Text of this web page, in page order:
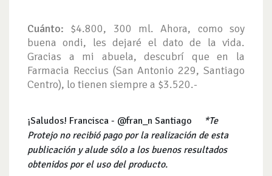
Cuánto: $4.800, 300 ml. Ahora, como soy
buena ondi, les dejaré el dato de la vida.
Gracias a mi abuela, descubrí que en la
Farmacia Reccius (San Antonio 229, Santiago
Centro), lo tienen siempre a $3.520.-
¡Saludos! Francisca - @fran_n Santiago
*Te
Protejo no recibió pago por la realización de esta
publicación y alude sólo a los buenos resultados
obtenidos por el uso del producto.